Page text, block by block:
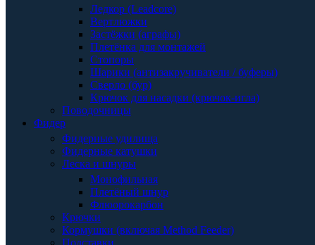
Ледкор (Leadcore)
Вертлюжки
Застёжки (аграфы)
Плетёнка для монтажей
Стопоры
Шарики (антизакручиватели / буферы)
Сверло (бур)
Крючок для насадки (крючок-игла)
Поводочницы
Фидер
Фидерные удилища
Фидерные катушки
Леска и шнуры
Монофильная
Плетёный шнур
Флюорокарбон
Крючки
Кормушки (включая Method Feeder)
Подставки